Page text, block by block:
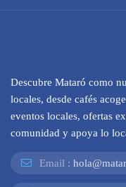
Descubre Mataró como
locales, desde cafés
eventos locales, ofertas
comunidad y apoya lo
Email :